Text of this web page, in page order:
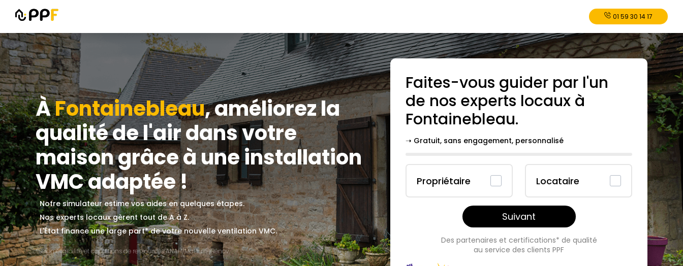
01 59 30 14 17
ÀFontainebleau, améliorez la
qualité de l'air dans votre
maison grâce à une installation
VMC adaptée !
Notre simulateur estime vos aides en quelques étapes.
Nos experts locaux gèrent tout de A à Z.
L'État finance une large part* de votre nouvelle ventilation VMC.
*Selon éligibilité et conditions de ressources ANAH/MaPrimeRénov'.
Faites-vous guider par l'un
de nos experts locaux à
Fontainebleau.
➝ Gratuit, sans engagement, personnalisé
Propriétaire Locataire
Suivant
Des partenaires et certifications* de qualité
au service des clients PPF